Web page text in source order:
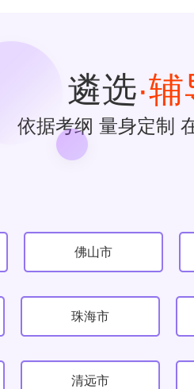
遴选·
依据考纲 量身定制
佛山市
珠海市
清远市